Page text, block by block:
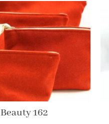
Beauty 162